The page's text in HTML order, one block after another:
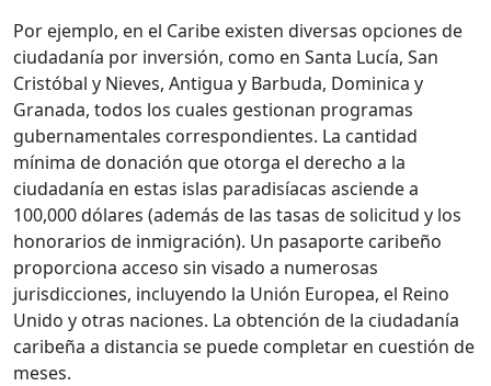
Por ejemplo, en el Caribe existen diversas opciones de
ciudadanía por inversión, como en Santa Lucía, San
Cristóbal y Nieves, Antigua y Barbuda, Dominica y
Granada, todos los cuales gestionan programas
gubernamentales correspondientes. La cantidad
mínima de donación que otorga el derecho a la
ciudadanía en estas islas paradisíacas asciende a
100,000 dólares (además de las tasas de solicitud y los
honorarios de inmigración). Un pasaporte caribeño
proporciona acceso sin visado a numerosas
jurisdicciones, incluyendo la Unión Europea, el Reino
Unido y otras naciones. La obtención de la ciudadanía
caribeña a distancia se puede completar en cuestión de
meses.